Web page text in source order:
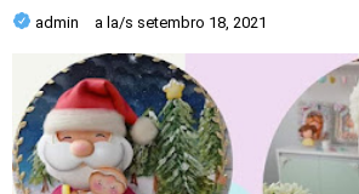
admin a la/s setembro 18, 2021